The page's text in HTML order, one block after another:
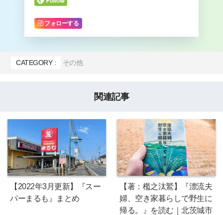
フォローする
CATEGORY : その他
関連記事
【2022年3月更新】『スー
パーまるも』まとめ
【著：檻之汰鷲】『漂流夫
婦、空き家暮らしで野生に
帰る。』を読む｜北茨城市